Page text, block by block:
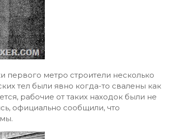
первого метро строители несколько
тел были явно когда-то свалены как
рабочие от таких находок были не
официально сообщили, что